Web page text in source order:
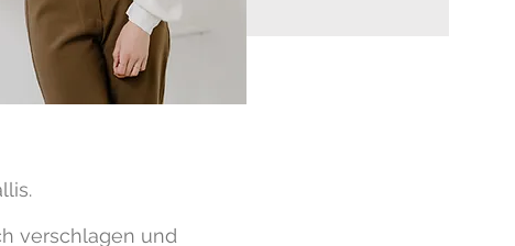
verschlagen und